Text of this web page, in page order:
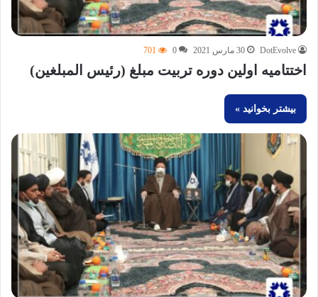
DotEvolve 30 مارس 2021 0
701
اختتامیه اولین دوره تربیت مبلغ (رئیس المبلغین)
بیشتر بخوانید »